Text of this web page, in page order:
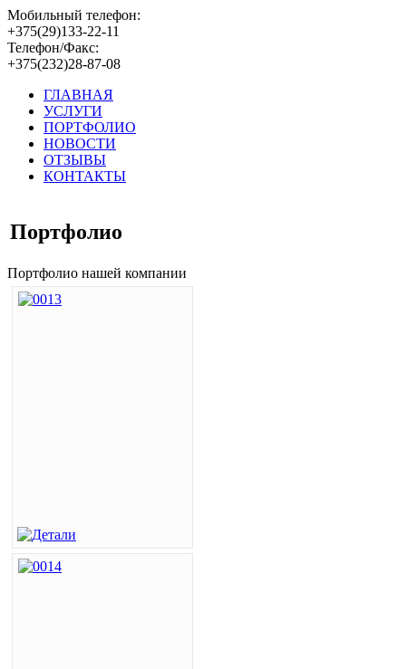
Мобильный телефон:
+375(29)133-22-11
Телефон/Факс:
+375(232)28-87-08
ГЛАВНАЯ
УСЛУГИ
ПОРТФОЛИО
НОВОСТИ
ОТЗЫВЫ
КОНТАКТЫ
Портфолио
Портфолио нашей компании